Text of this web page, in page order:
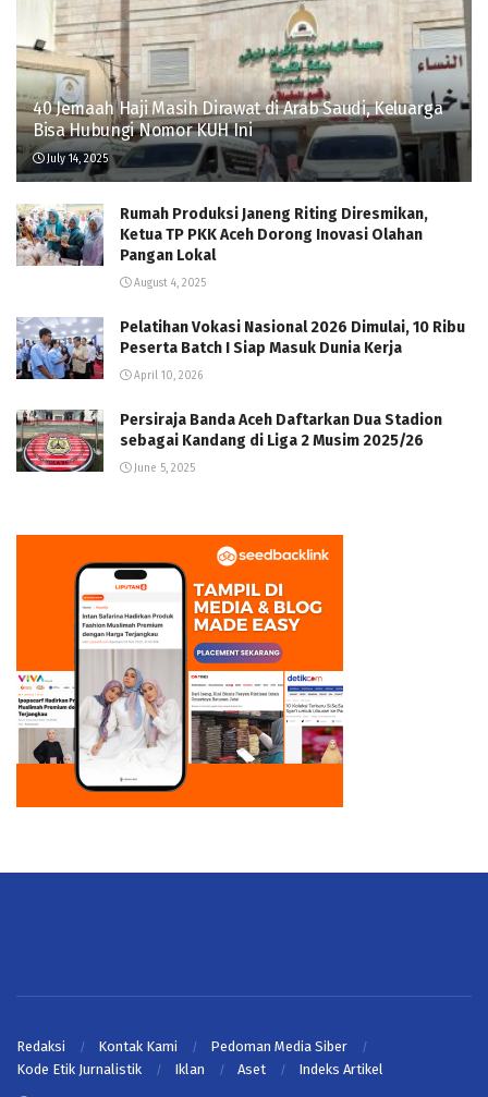
40 Jemaah Haji Masih Dirawat di Arab Saudi, Keluarga
Bisa Hubungi Nomor KUH Ini
July 14, 2025
Rumah Produksi Janeng Riting Diresmikan,
Ketua TP PKK Aceh Dorong Inovasi Olahan
Pangan Lokal
August 4, 2025
Pelatihan Vokasi Nasional 2026 Dimulai, 10 Ribu
Peserta Batch I Siap Masuk Dunia Kerja
April 10, 2026
Persiraja Banda Aceh Daftarkan Dua Stadion
sebagai Kandang di Liga 2 Musim 2025/26
June 5, 2025
Redaksi Kontak Kami
Pedoman Media Siber
Kode Etik Jurnalistik
Iklan Aset Indeks Artikel